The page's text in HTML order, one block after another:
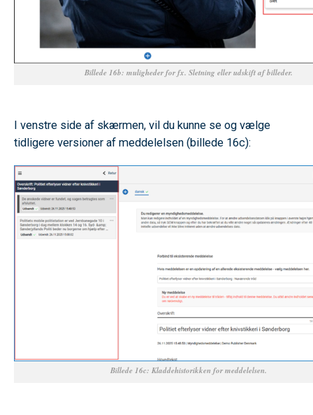
Billede 16b: muligheder for fx. Sletning eller udskift af billeder.
I venstre side af skærmen, vil du kunne se og vælge
tidligere versioner af meddelelsen (billede 16c):
Billede 16c: Kladdehistorikken for meddelelsen.